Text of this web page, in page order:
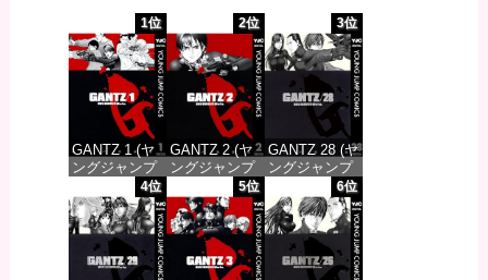
1位
GANTZ 1 (ヤ
ングジャンプ
コミックス
DIGITAL)
価格：¥617
2位
GANTZ 2 (ヤ
ングジャンプ
コミックス
DIGITAL)
価格：¥617
3位
GANTZ 28 (ヤ
ングジャンプ
コミックス
DIGITAL)
価格：¥647
4位 5位 6位